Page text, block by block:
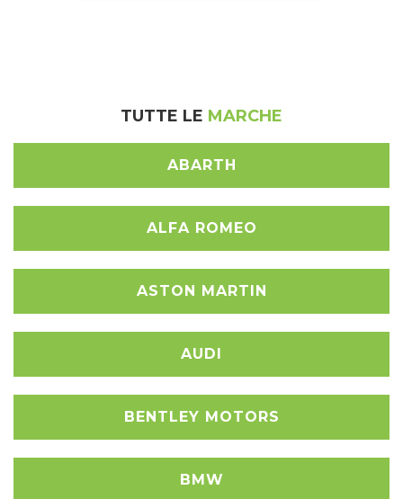
TUTTE LE MARCHE
ABARTH
ALFA ROMEO
ASTON MARTIN
AUDI
BENTLEY MOTORS
BMW